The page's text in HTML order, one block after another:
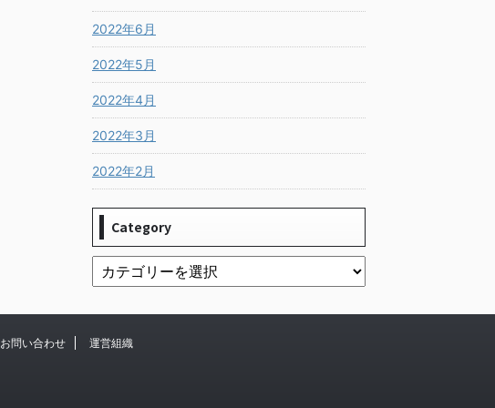
2022年6月
2022年5月
2022年4月
2022年3月
2022年2月
Category
お問い合わせ 運営組織